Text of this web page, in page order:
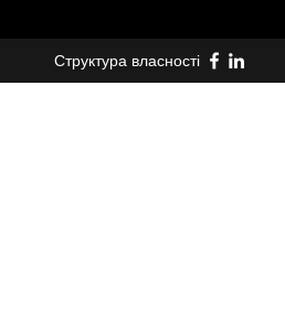
Структура власності